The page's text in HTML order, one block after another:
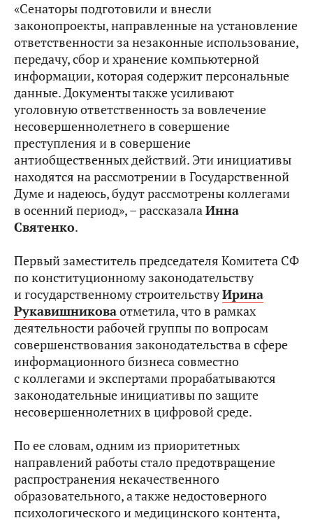
«Сенаторы подготовили и внесли
законопроекты, направленные на установление
ответственности за незаконные использование,
передачу, сбор и хранение компьютерной
информации, которая содержит персональные
данные. Документы также усиливают
уголовную ответственность за вовлечение
несовершеннолетнего в совершение
преступления и в совершение
антиобщественных действий. Эти инициативы
находятся на рассмотрении в Государственной
Думе и надеюсь, будут рассмотрены коллегами
в осенний период», – рассказалаИнна
Святенко.
Первый заместитель председателя Комитета СФ
по конституционному законодательству
и государственному строительствуИрина
Рукавишниковаотметила, что в рамках
деятельности рабочей группы по вопросам
совершенствования законодательства в сфере
информационного бизнеса совместно
с коллегами и экспертами прорабатываются
законодательные инициативы по защите
несовершеннолетних в цифровой среде.
По ее словам, одним из приоритетных
направлений работы стало предотвращение
распространения некачественного
образовательного, а также недостоверного
психологического и медицинского контента,